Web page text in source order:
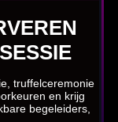
truffelceremonie
en krijg
begeleiders,